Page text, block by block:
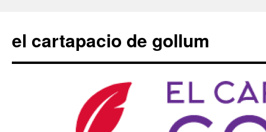
contenido
el cartapacio de gollum